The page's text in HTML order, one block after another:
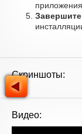
приложения
Завершите
Скриншоты:
Видео: